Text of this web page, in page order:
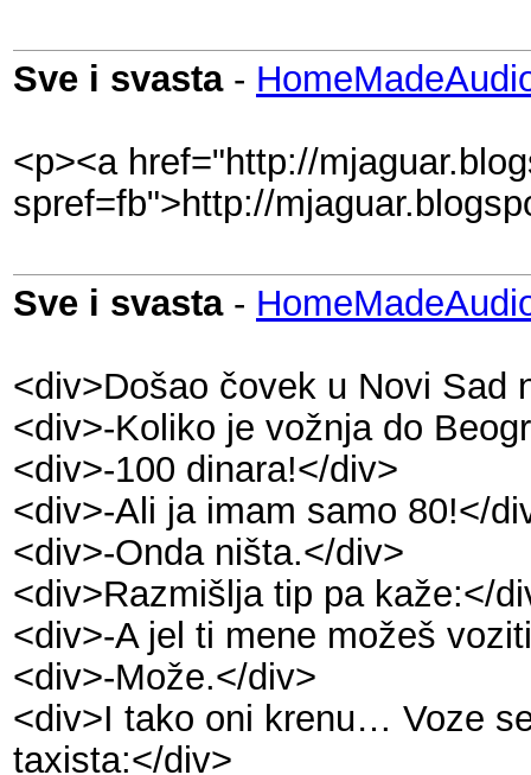
Sve i svasta-
<p><a href="http://
spref=fb">http://
Sve i svasta-
<div>Došao čovek u Novi Sad
<div>-Koliko je vožnja do
<div>-100 dinara!</div>
<div>-Ali ja imam samo 80!</
<div>-Onda ništa.</div>
<div>Razmišlja tip pa kaže:</
<div>-A jel ti mene možeš
<div>-Može.</div>
<div>I tako oni krenu… Voze
taxista:</div>